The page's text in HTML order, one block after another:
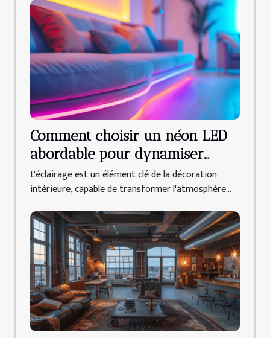
Comment choisir un néon LED
abordable pour dynamiser
votre déco intérieure
L'éclairage est un élément clé de la décoration
intérieure, capable de transformer l'atmosphère...